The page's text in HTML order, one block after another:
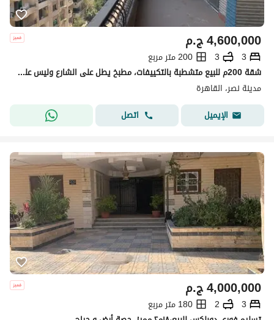
ج.م4,600,000
3
3
200 متر مربع
شقة 200م للبيع متشطبة بالتكييفات، مطبخ يطل على الشارع وليس على المنور، حي السفارات - مدينة نصر
مدينة نصر، القاهرة
الإيميل
اتصل
ج.م4,000,000
3
2
180 متر مربع